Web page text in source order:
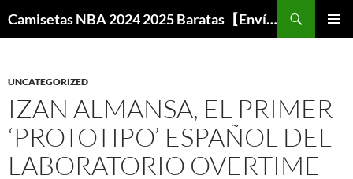
Camisetas NBA 2024 2025 Baratas【Envío Gratis】
UNCATEGORIZED
IZAN ALMANSA, EL PRIMER
‘PROTOTIPO’ ESPAÑOL DEL
LABORATORIO OVERTIME